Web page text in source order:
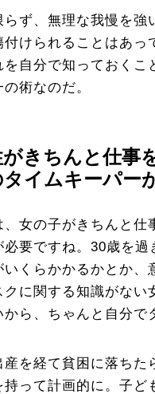
らず、無理な我慢を強
付けられることはあっ
を自分で知っておくこ
術なのだ。
きちんと仕事
イムキーパー
、女の子がきちんと
必要ですね。30歳を
いくらかかるかとか、
クに関する知識がな
から、ちゃんと自分で
産を経て貧困に落ちた
持って計画的に。子ど